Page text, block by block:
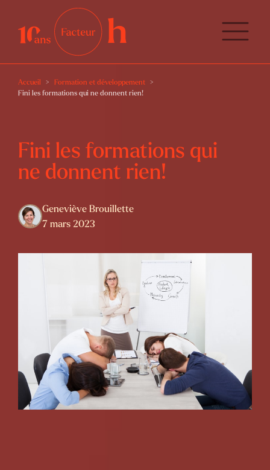
Accueil
Formation et développement
Fini les formations qui ne donnent rien!
Fini les formations qui
ne donnent rien!
Geneviève Brouillette
7 mars 2023